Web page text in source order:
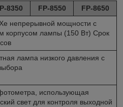
8350 FP-8550
FP-8650
непрерывной мощности с
корпусом лампы (150 Вт) Срок
лампа низкого давления с
использующая
свет для контроля выходной